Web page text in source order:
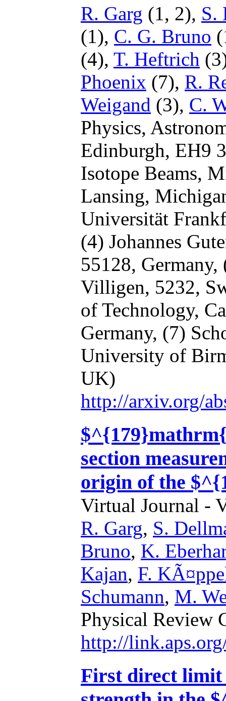
R. Garg (1, 2), S.
(1), C. G. Bruno
(4), T. Heftrich
Phoenix (7), R.
Weigand (3), C.
Physics,
Edinburgh, EH9
Isotope Beams,
Lansing,
Universität
(4) Johannes
55128, Germany,
Villigen, 5232,
of Technology,
Germany, (7)
University of
UK)
http://arxiv.org/
section
origin of the
Virtual Journal -
R. Garg, S.
Bruno, K.
Kajan, F.
Schumann, M.
Physical Review
http://
First direct limit